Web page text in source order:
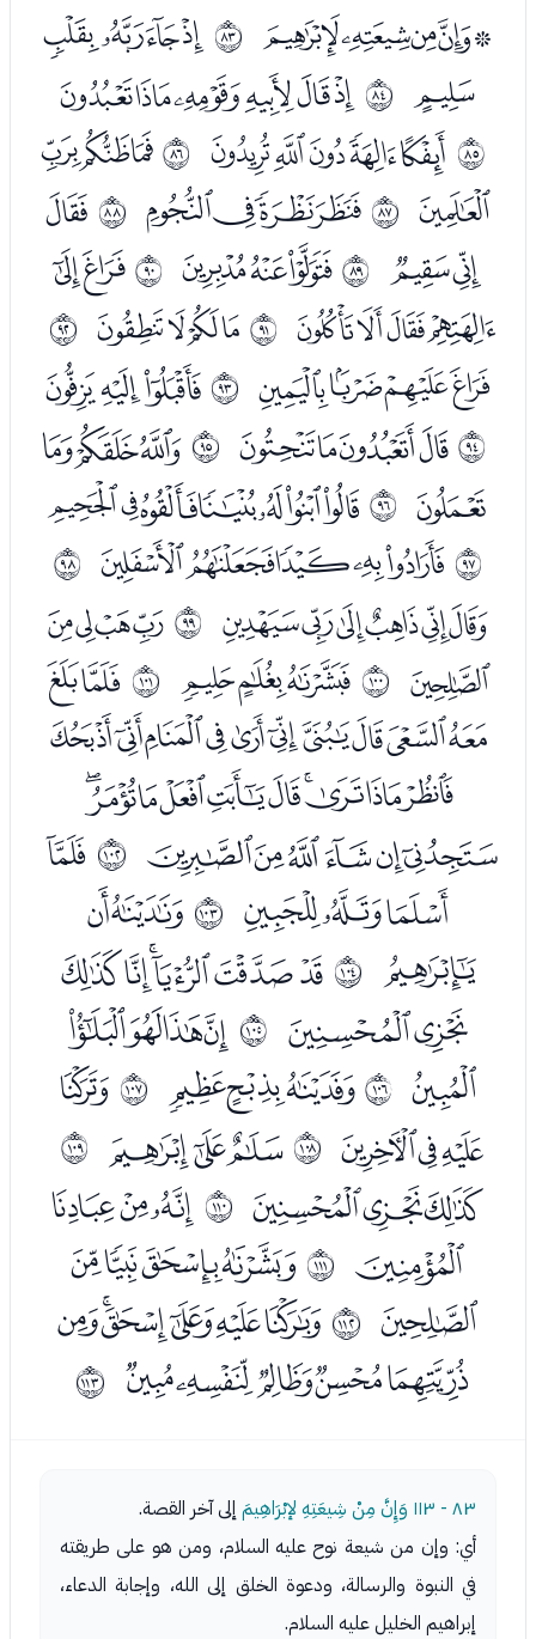
ﭯﭰﭱﭲﭳ ﱒﭵﭶﭷﭸ
ﭹ ﱓﭻﭼﭽﭾﭿﮀ
ﱔ ﮂﮃﮄﮅﮆ ﱕﮈﮉﮊ
ﮋ ﱖﮍﮎﮏﮐ ﱗﮒ
ﮓﮔ ﱘﮖﮗﮘ ﱙﮚﮛ
ﮜﮝﮞﮟ ﱚﮡﮢﮣﮤ ﱛ
ﮦﮧﮨﮩ ﱜﮫﮬﮭ
ﱝﮯﮰﮱﯓ ﱞﯕﯖﯗ
ﯘ ﱟﯚﯛﯜﯝﯞﯟﯠ
ﱠﯢﯣﯤﯥﯦ ﱡ
ﯨﯩﯪﯫﯬﯭ ﱢﯯﯰﯱﯲ
ﯳ ﱣﯵﯶﯷ ﱤ ﯹﯺ
ﯻﯼﯽﯾﯿﰀﰁﰂﰃﰄ
ﰅﰆﰇﰈﰉﰊﰋﰌﰍﰎ
ﰏﰐﰑﰒﰓﰔ ﱥ ﭑ
ﭒﭓﭔ ﱦﭖﭗ
ﭘ ﱧﭚﭛﭜﭝﭞﭟ
ﭠﭡ ﱨﭣﭤﭥﭦ
ﭧ ﱩﭩﭪﭫ ﱪﭭ
ﭮﭯﭰ ﱫﭲﭳﭴ ﱬ
ﭶﭷﭸ ﱭﭺﭻﭼ
ﭽ ﱮﭿﮀﮁﮂ
ﮃ ﱯﮅﮆﮇﮈﮉﮊ
ﮋﮌﮍﮎﮏ ﱰ
٨٣ - ١١٣ وَإِنَّ مِنْ شِيعَتِهِ لإبْرَاهِيمَ إلى آخر القصة.
أي: وإن من شيعة نوح عليه السلام، ومن هو على طريقته
في النبوة والرسالة، ودعوة الخلق إلى الله، وإجابة الدعاء،
إبراهيم الخليل عليه السلام.